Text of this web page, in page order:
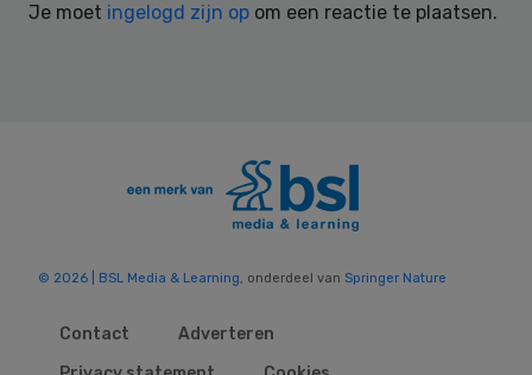
Je moet ingelogd zijn op om een reactie te plaatsen.
© 2026 | BSL Media & Learning, onderdeel van Springer Nature
Contact
Adverteren